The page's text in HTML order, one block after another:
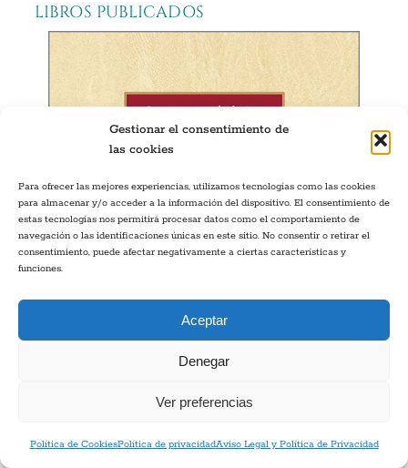
Gestionar el consentimiento de
las cookies
Para ofrecer las mejores experiencias, utilizamos tecnologías como las cookies
para almacenar y/o acceder a la información del dispositivo. El consentimiento de
estas tecnologías nos permitirá procesar datos como el comportamiento de
navegación o las identificaciones únicas en este sitio. No consentir o retirar el
consentimiento, puede afectar negativamente a ciertas características y
funciones.
Aceptar
Denegar
Ver preferencias
Política de CookiesPolítica de privacidadAviso Legal y Política de Privacidad
LIBROS PUBLICADOS